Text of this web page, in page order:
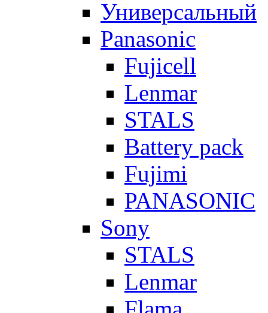
Универсальный
Panasonic
Fujicell
Lenmar
STALS
Battery pack
Fujimi
PANASONIC
Sony
STALS
Lenmar